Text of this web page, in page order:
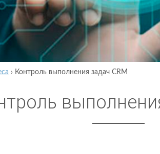
› Контроль выполнения задач CRM